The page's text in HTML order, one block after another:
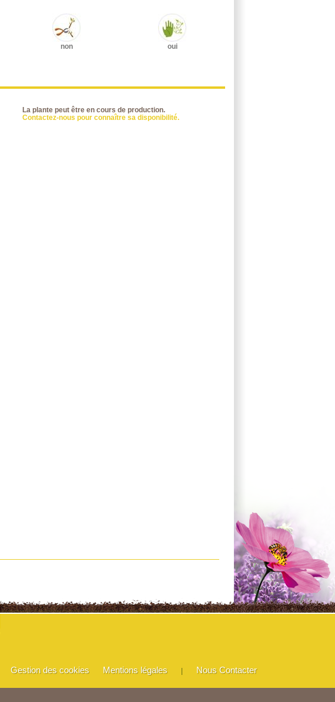
non oui
La plante peut être en cours de production.
Contactez-nous pour connaître sa disponibilité.
Gestion des cookies Mentions légales Nous Contacter